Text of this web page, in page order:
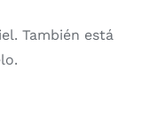
También está